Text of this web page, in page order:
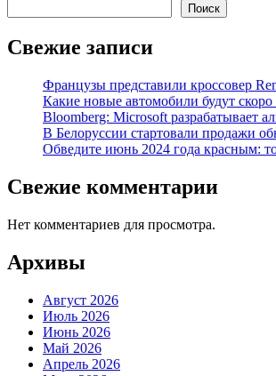
Поиск
Свежие записи
Французы представили кроссовер
Какие новые автомобили будут скоро
Bloomberg: Microsoft разрабатывает
В Белоруссии стартовали продажи
Обведите июнь 2024 года красным:
Свежие комментарии
Нет комментариев для просмотра.
Архивы
Август 2026
Июль 2026
Июнь 2026
Май 2026
Апрель 2026